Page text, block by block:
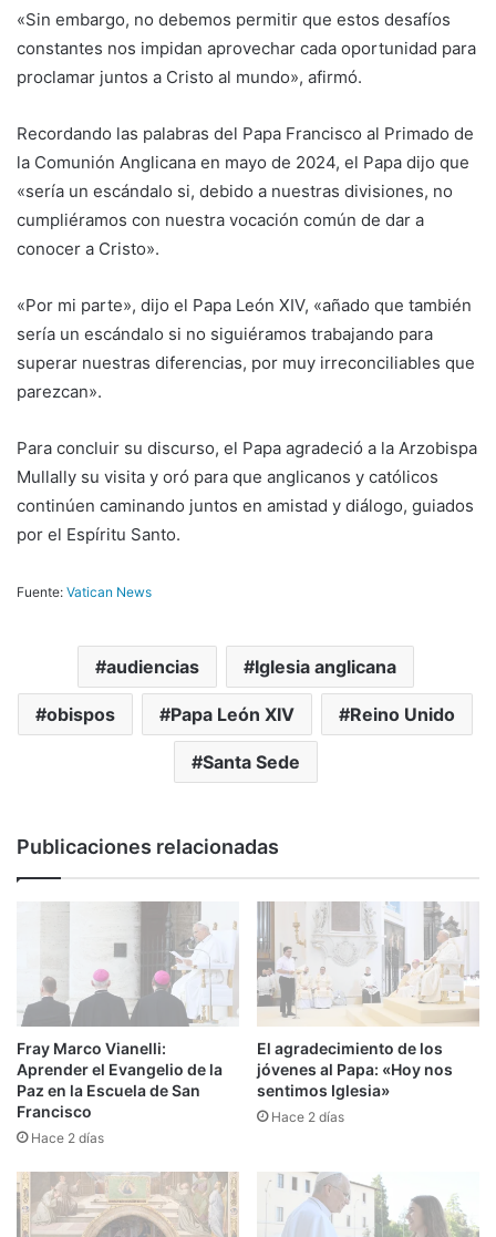
«Sin embargo, no debemos permitir que estos desafíos
constantes nos impidan aprovechar cada oportunidad para
proclamar juntos a Cristo al mundo», afirmó.
Recordando las palabras del Papa Francisco al Primado de
la Comunión Anglicana en mayo de 2024, el Papa dijo que
«sería un escándalo si, debido a nuestras divisiones, no
cumpliéramos con nuestra vocación común de dar a
conocer a Cristo».
«Por mi parte», dijo el Papa León XIV, «añado que también
sería un escándalo si no siguiéramos trabajando para
superar nuestras diferencias, por muy irreconciliables que
parezcan».
Para concluir su discurso, el Papa agradeció a la Arzobispa
Mullally su visita y oró para que anglicanos y católicos
continúen caminando juntos en amistad y diálogo, guiados
por el Espíritu Santo.
Fuente: Vatican News
audiencias Iglesia anglicana
obispos Papa León XIV Reino Unido
Santa Sede
Publicaciones relacionadas
Fray Marco Vianelli:
Aprender el Evangelio de la
Paz en la Escuela de San
Francisco
Hace 2 días
El agradecimiento de los
jóvenes al Papa: «Hoy nos
sentimos Iglesia»
Hace 2 días